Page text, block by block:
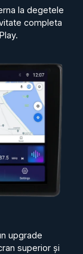
la degetele
completa
upgrade
superior și